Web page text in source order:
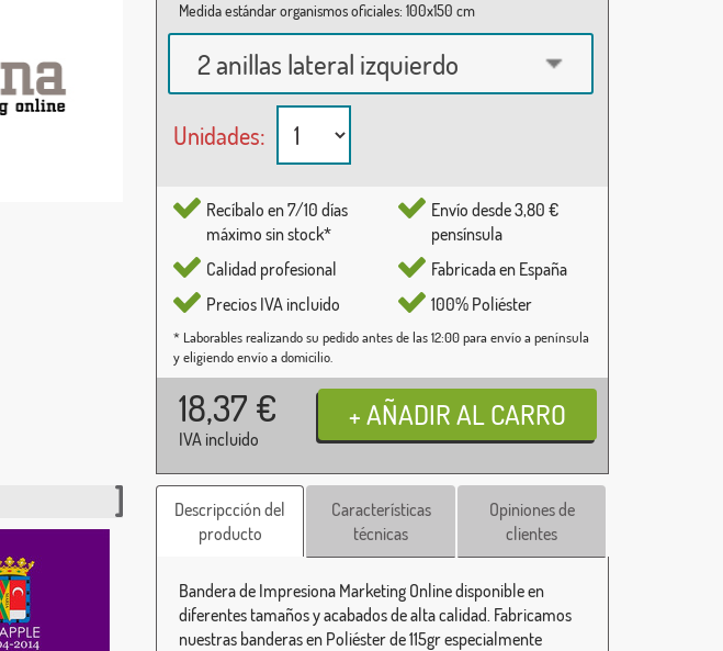
Medida estándar organismos oficiales: 100x150 cm
2 anillas lateral izquierdo
Unidades:
Recíbalo en 7/10 días
máximo sin stock*
Calidad profesional
Precios IVA incluido
Envío desde 3,80 €
pensínsula
Fabricada en España
100% Poliéster
* Laborables realizando su pedido antes de las 12:00 para envío a península
y eligiendo envío a domicilio.
18,37 €
IVA incluido
Descripcción del
producto
Características
técnicas
Opiniones de
clientes
Bandera de Impresiona Marketing Online disponible en
diferentes tamaños y acabados de alta calidad. Fabricamos
nuestras banderas en Poliéster de 115gr especialmente